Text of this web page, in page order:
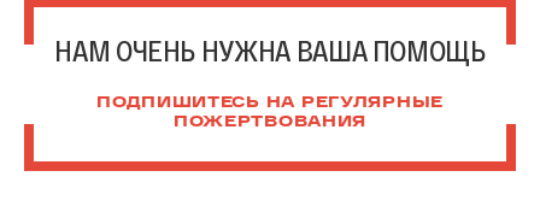
НАМ ОЧЕНЬ НУЖНА ВАША ПОМОЩЬ
ПОДПИШИТЕСЬ НА РЕГУЛЯРНЫЕ
ПОЖЕРТВОВАНИЯ